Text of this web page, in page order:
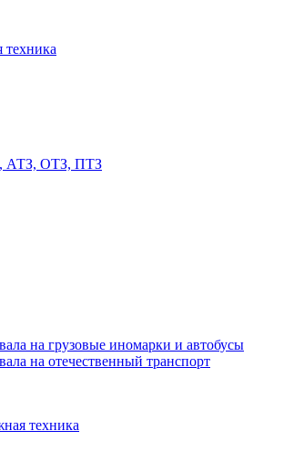
АТЗ, ОТЗ, ПТЗ
на грузовые иномарки и автобусы
на отечественный транспорт
техника